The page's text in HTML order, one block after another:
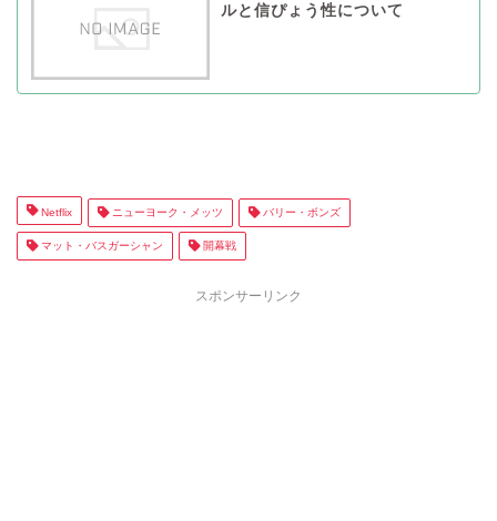
ルと信ぴょう性について
Netflix ニューヨーク・メッツ バリー・ボンズ
マット・バスガーシャン 開幕戦
スポンサーリンク